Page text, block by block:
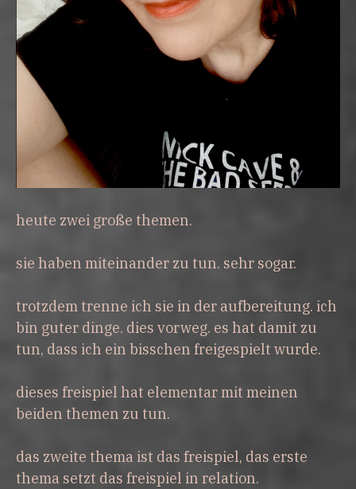
heute zwei große themen.
sie haben miteinander zu tun. sehr sogar.
trotzdem trenne ich sie in der aufbereitung. ich
bin guter dinge. dies vorweg. es hat damit zu
tun, dass ich ein bisschen freigespielt wurde.
dieses freispiel hat elementar mit meinen
beiden themen zu tun.
das zweite thema ist das freispiel, das erste
thema setzt das freispiel in relation.